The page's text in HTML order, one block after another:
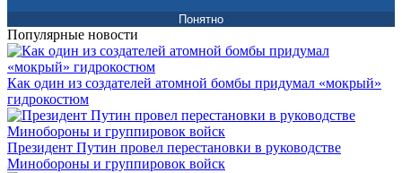
Понятно
Популярные новости
Как один из создателей атомной бомбы придумал «мокрый»
гидрокостюм
Президент Путин провел перестановки в руководстве
Минобороны и группировок войск